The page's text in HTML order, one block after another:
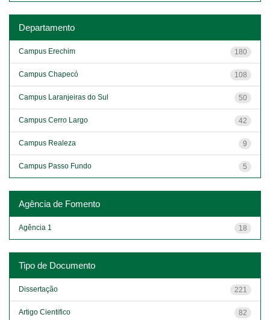
Departamento
180
Campus Erechim
108
Campus Chapecó
50
Campus Laranjeiras do Sul
42
Campus Cerro Largo
9
Campus Realeza
5
Campus Passo Fundo
Agência de Fomento
18
Agência 1
Tipo de Documento
221
Dissertação
82
Artigo Cientifico